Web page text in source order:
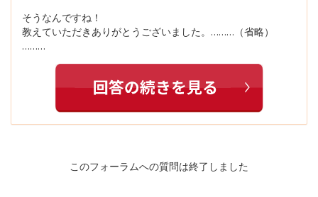
そうなんですね！
教えていただきありがとうございました。………（省略）
………
このフォーラムへの質問は終了しました